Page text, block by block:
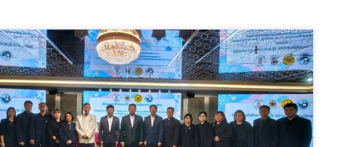
สมุทรสาครเฮ! รถไฟฟ้าสายสีแดงเข้ม วงเวียนใหญ่–
มหาชัย 36.8 กม. คืบหน้าอีกขั้น รับฟังความเห็นกว่า 200
คน ส่วนใหญ่เห็นพ้องให้สร้าง
สาครเฮ! รถไฟฟ้าสายสีแดงเข้ม วงเวียนใหญ่–มหาชัย 36.8 กม.